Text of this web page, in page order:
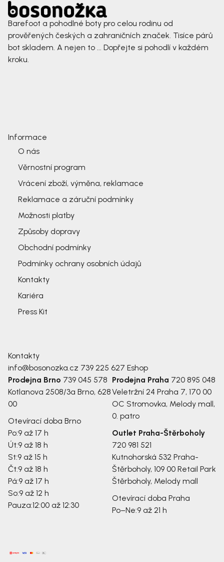
Barefoot a pohodlné boty pro celou rodinu od
prověřených českých a zahraničních značek. Tisíce párů
bot skladem. A nejen to ... Dopřejte si pohodlí v každém
kroku.
Informace
O nás
Věrnostní program
Vrácení zboží, výměna, reklamace
Reklamace a záruční podmínky
Možnosti platby
Způsoby dopravy
Obchodní podmínky
Podmínky ochrany osobních údajů
Kontakty
Kariéra
Press Kit
Kontakty
info@bosonozka.cz 739 225 627 Eshop
Prodejna Brno 739 045 578
Kotlanova 2508/3a Brno, 628
00
Otevírací doba Brno
Po:9 až 17 h
Út:9 až 18 h
St:9 až 15 h
Čt:9 až 18 h
Pá:9 až 17 h
So:9 až 12 h
Pauza:12:00 až 12:30
Prodejna Praha 720 895 048
Veletržní 24 Praha 7, 170 00
OC Stromovka, Melody mall,
0. patro
Outlet Praha-Štěrboholy
720 981 521
Kutnohorská 532 Praha-
Štěrboholy, 109 00 Retail Park
Štěrboholy, Melody mall
Otevírací doba Praha
Po–Ne:9 až 21 h